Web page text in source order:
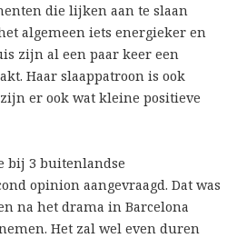
die lijken aan te slaan
algemeen iets energieker en
zijn al een paar keer een
Haar slaappatroon is ook
er ook wat kleine positieve
bij 3 buitenlandse
opinion aangevraagd. Dat was
na het drama in Barcelona
Het zal wel even duren